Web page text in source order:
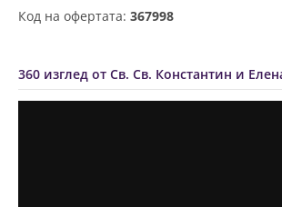
Код на офертата: 367998
360 изглед от Св. Св. Константин и